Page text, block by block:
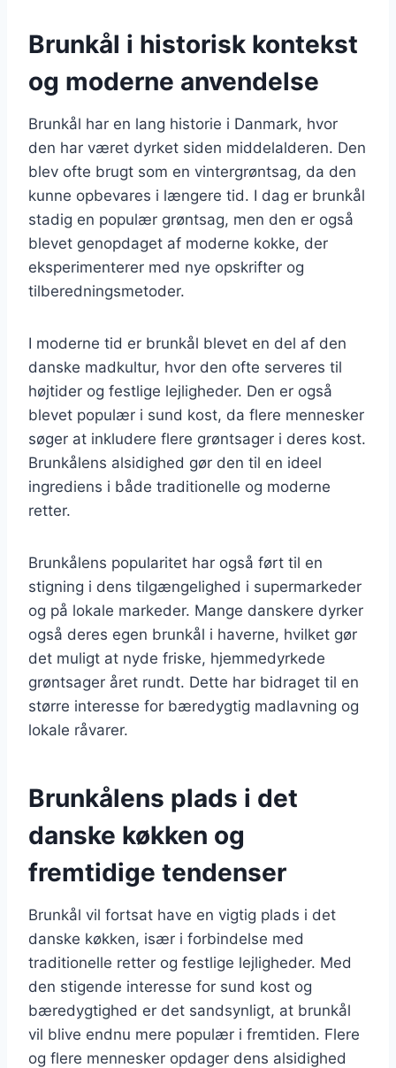
Brunkål i historisk kontekst
og moderne anvendelse
Brunkål har en lang historie i Danmark, hvor
den har været dyrket siden middelalderen. Den
blev ofte brugt som en vintergrøntsag, da den
kunne opbevares i længere tid. I dag er brunkål
stadig en populær grøntsag, men den er også
blevet genopdaget af moderne kokke, der
eksperimenterer med nye opskrifter og
tilberedningsmetoder.
I moderne tid er brunkål blevet en del af den
danske madkultur, hvor den ofte serveres til
højtider og festlige lejligheder. Den er også
blevet populær i sund kost, da flere mennesker
søger at inkludere flere grøntsager i deres kost.
Brunkålens alsidighed gør den til en ideel
ingrediens i både traditionelle og moderne
retter.
Brunkålens popularitet har også ført til en
stigning i dens tilgængelighed i supermarkeder
og på lokale markeder. Mange danskere dyrker
også deres egen brunkål i haverne, hvilket gør
det muligt at nyde friske, hjemmedyrkede
grøntsager året rundt. Dette har bidraget til en
større interesse for bæredygtig madlavning og
lokale råvarer.
Brunkålens plads i det
danske køkken og
fremtidige tendenser
Brunkål vil fortsat have en vigtig plads i det
danske køkken, især i forbindelse med
traditionelle retter og festlige lejligheder. Med
den stigende interesse for sund kost og
bæredygtighed er det sandsynligt, at brunkål
vil blive endnu mere populær i fremtiden. Flere
og flere mennesker opdager dens alsidighed